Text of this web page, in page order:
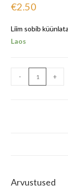
€2.50
Liim sobib
Laos
- +
Arvustused